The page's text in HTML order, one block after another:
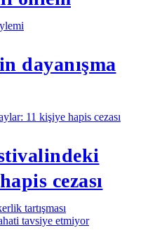
dayanışma
cezası
tartışması
tavsiye etmiyor